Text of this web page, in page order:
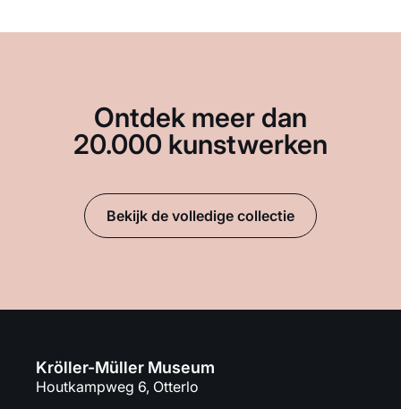
Ontdek meer dan
20.000 kunstwerken
Bekijk de volledige collectie
Kröller-Müller Museum
Houtkampweg 6, Otterlo